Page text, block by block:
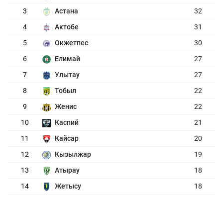
3
Астана
32
4
Актобе
31
5
Окжетпес
30
6
Елимай
27
7
Улытау
27
8
Тобыл
22
9
Женис
22
10
Каспий
21
11
Кайсар
20
12
Кызылжар
19
13
Атырау
18
14
Жетысу
18